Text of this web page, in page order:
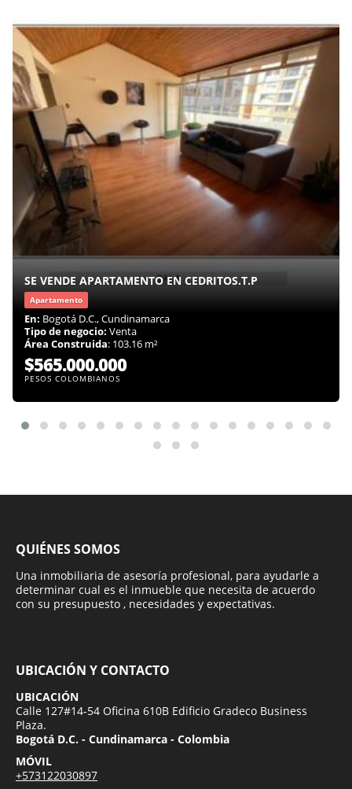
SE VENDE APARTAMENTO EN CEDRITOS.T.P
Apartamento
En: Bogotá D.C., Cundinamarca
Tipo de negocio: Venta
Área Construida: 103.16 m²
$565.000.000
PESOS COLOMBIANOS
QUIÉNES SOMOS
Una inmobiliaria de asesoría profesional, para ayudarle a
determinar cual es el inmueble que necesita de acuerdo
con su presupuesto , necesidades y expectativas.
UBICACIÓN Y CONTACTO
UBICACIÓN
Calle 127#14-54 Oficina 610B Edificio Gradeco Business
Plaza.
Bogotá D.C. - Cundinamarca - Colombia
MÓVIL
+573122030897